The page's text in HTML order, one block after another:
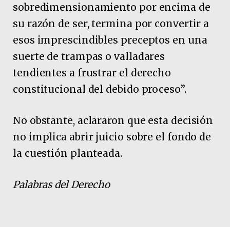
sobredimensionamiento por encima de
su razón de ser, termina por convertir a
esos imprescindibles preceptos en una
suerte de trampas o valladares
tendientes a frustrar el derecho
constitucional del debido proceso”.
No obstante, aclararon que esta decisión
no implica abrir juicio sobre el fondo de
la cuestión planteada.
Palabras del Derecho